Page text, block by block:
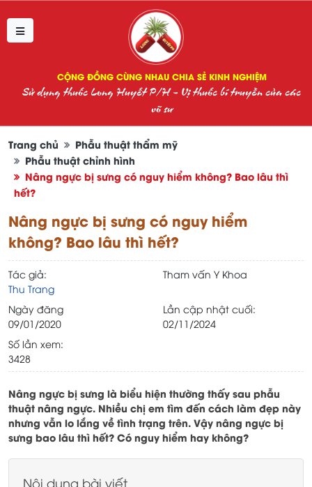
CỘNG ĐỒNG CÙNG NHAU CHIA SẺ KINH NGHIỆM
Sử dụng thuốc Long Huyết P/H - Vị thuốc bí truyền của các
võ sư
Trang chủ
Phẫu thuật thẩm mỹ
Phẫu thuật chỉnh hình
Nâng ngực bị sưng có nguy hiểm không? Bao lâu thì
hết?
Nâng ngực bị sưng có nguy hiểm
không? Bao lâu thì hết?
Tác giả:
Thu Trang
Tham vấn Y Khoa
Ngày đăng
09/01/2020
Lần cập nhật cuối:
02/11/2024
Số lần xem:
3428
Nâng ngực bị sưng là biểu hiện thường thấy sau phẫu
thuật nâng ngực. Nhiều chị em tìm đến cách làm đẹp này
nhưng vẫn lo lắng về tình trạng trên. Vậy nâng ngực bị
sưng bao lâu thì hết? Có nguy hiểm hay không?
Nội dung bài viết